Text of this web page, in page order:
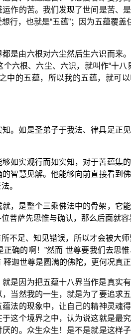
作的苦。我们发现了世间是苦、
行，也就是“五蕴”；因为五蕴覆
是由六根对六尘然后生六识而来
六根、六尘、六识，就叫作“十
的五蕴，所以我的五蕴，就可
。如是圣弟子于我法、律具足正
如实观行而如实知，对于苦蕴集
智慧见解。他能够向前直接看到
。
，是整个三乘佛法中的骨架，它
菩萨先思惟与确认，那么后面就容
不足、知见错误，所以才会被大
确的啊！”然而 世尊要我们去思
迦世尊是圆满的佛陀，更何况真
是因为把五蕴十八界当作是真实
当然我的一生，就是为了要追求
法的现象中，让自己的精神灵魂
这个境界之中，认为说这就是最
的。众生众生！是不是就是这样